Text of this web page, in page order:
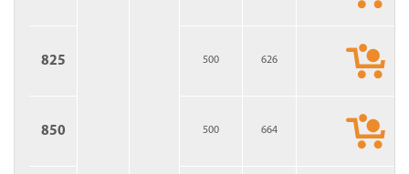
825 500 626
850 500 664